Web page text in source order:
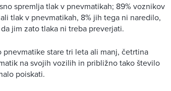
spremlja tlak v pnevmatikah; 89% voznikov
tlak v pnevmatikah, 8% jih tega ni naredilo,
jim zato tlaka ni treba preverjati.
stare tri leta ali manj, četrtina
na svojih vozilih in približno tako število
poiskati.